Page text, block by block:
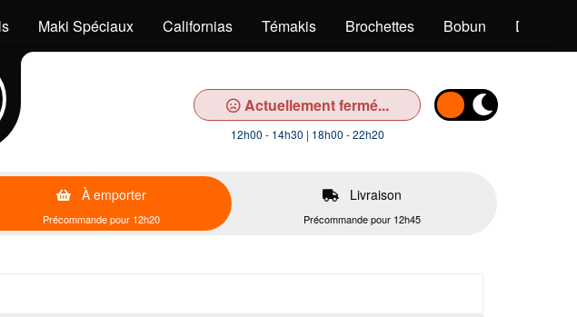
Maki Spéciaux Californias Témakis Brochettes Bobun Desserts
Actuellement fermé...
12h00 - 14h30 | 18h00 - 22h20
À emporter
Précommande pour 12h20
Livraison
Précommande pour 12h45